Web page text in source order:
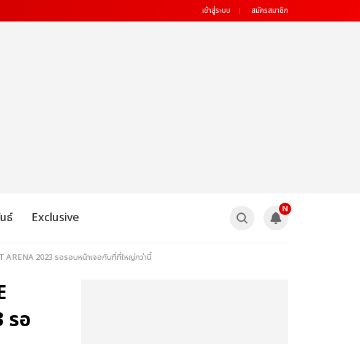
เข้าสู่ระบบ สมัครสมาชิก
ธ์ Exclusive
N
2023 รอรอบหน้าเจอกันที่ที่ใหญ่กว่านี้
รอ